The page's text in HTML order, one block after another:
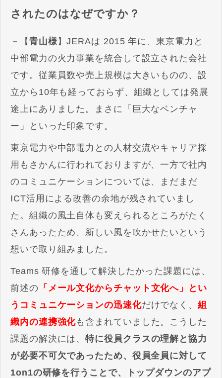
されたのはなぜですか？
－【 青山様 】JERAは 2015 年に、東京電力と
中部電力の火力事業を統合して設立された会社
です。従業員数や売上規模は大きいものの、設
立から10年も経っておらず、組織としては発展
途上にありました。まさに「巨大なベンチャ
ー」といった印象です。
東京電力や中部電力との人材交流やキャリア採
用もさかんに行われておりますが、一方で社内
のコミュニケーションについては、まだまだ
ICT活用による改善の余地が残されていまし
た。組織の風土自体も変えられるところがたく
さんあったため、新しい風を吹かせたいという
想いで取り組みました。
Teams 研修を通して解決したかった課題には、
前述の 「メール文化からチャット文化へ」とい
うコミュニケーションの迅速化だけでなく、組
織内の連携強化も含まれていました。こうした
課題の解決には、特に役員クラスの理解と協力
が必要不可欠であったため、役員全員に対して
1on1の研修を行うことで、トップダウンのアプ